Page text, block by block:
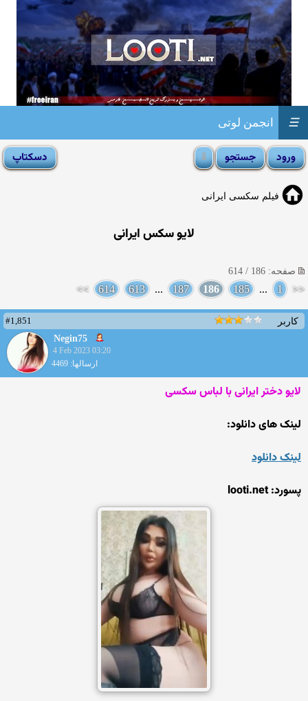
انجمن لوتی ☰
فیلم سکسی ایرانی
لایو سکس ایرانی
صفحه: 186 / 614
<<
1
...
185
186
187
...
613
614
>>
کاربر
#1,851
Negin75
4 Feb 2023 03:20
ارسالها: 4469
لایو دختر ایرانی با لباس سکسی
لینک های دانلود:
لینک دانلود
پسورد: looti.net